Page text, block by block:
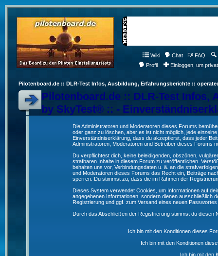
Wiki Chat FAQ
Profil
Einloggen, um
Pilotenboard.de :: DLR-Test Infos, Ausbildung, Erfahrungsberichte ::
Pilotenboard.de :: DLR-Test
by SkyTest® :: -
Die Administratoren und Moderatoren dieses Forums
oder ganz zu löschen, aber es ist nicht möglich, jede
Einverständniserklärung, dass du akzeptierst, dass jeder
Administratoren, Moderatoren und Betreiber dieses Forums
Du verpflichtest dich, keine beleidigenden, obszönen,
strafbaren Inhalte in diesem Forum zu veröffentlichen.
behalten uns vor, Verbindungsdaten u. ä. an die
und Moderatoren dieses Forums das Recht ein, Beiträge
sperren. Du stimmst zu, dass die im Rahmen der
Dieses System verwendet Cookies, um Informationen auf
angegebenen Informationen, sondern dienen ausschließlich
Registrierung und ggf. zum Versand eines neuen
Durch das Abschließen der Registrierung stimmst du diesen
Ich bin mit den Konditionen dieses
Ich bin mit den Konditionen
Ich bin mit den